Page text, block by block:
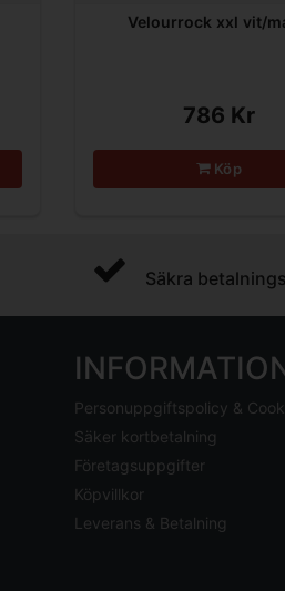
Velourrock xxl vit/
786 Kr
Köp
Säkra
Personuppgiftspolicy &
Säker kortbetalning
Företagsuppgifter
Köpvillkor
Leverans & Betalning